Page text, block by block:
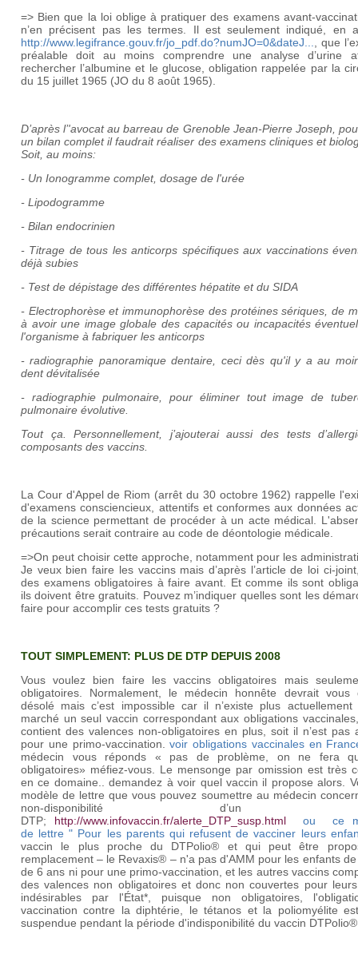
=> Bien que la loi oblige à pratiquer des examens avant-
n’en précisent pas les termes. Il est seulement indiqué, en
http://www.legifrance.gouv.fr/jo_pdf.do?numJO=0&dateJ...
, que
préalable doit au moins comprendre une analyse d’urine
rechercher l’albumine et le glucose, obligation rappelée par la
du 15 juillet 1965 (JO du 8 août 1965).
D’après l’'avocat au barreau de Grenoble Jean-Pierre Joseph,
un bilan complet il faudrait réaliser des examens cliniques et
Soit, au moins:
- Un Ionogramme complet, dosage de l'urée
- Lipodogramme
- Bilan endocrinien
- Titrage de tous les anticorps spécifiques aux vaccinations
déjà subies
- Test de dépistage des différentes hépatite et du SIDA
- Electrophorèse et immunophorèse des protéines sériques, de
à avoir une image globale des capacités ou incapacités
l'organisme à fabriquer les anticorps
- radiographie panoramique dentaire, ceci dès qu'il y a au
dent dévitalisée
- radiographie pulmonaire, pour éliminer tout image de
pulmonaire évolutive.
Tout ça. Personnellement, j’ajouterai aussi des tests
composants des vaccins.
La Cour d'Appel de Riom (arrêt du 30 octobre 1962) rappelle
d'examens consciencieux, attentifs et conformes aux données
de la science permettant de procéder à un acte médical.
précautions serait contraire au code de déontologie médicale.
=>On peut choisir cette approche, notamment pour les
Je veux bien faire les vaccins mais d’après l’article de loi ci-
des examens obligatoires à faire avant. Et comme ils sont
ils doivent être gratuits. Pouvez m’indiquer quelles sont les
faire pour accomplir ces tests gratuits ?
TOUT SIMPLEMENT: PLUS DE DTP DEPUIS 2008
Vous voulez bien faire les vaccins obligatoires mais
obligatoires. Normalement, le médecin honnête devrait vous
désolé mais c’est impossible car il n’existe plus
marché un seul vaccin correspondant aux obligations
contient des valences non-obligatoires en plus, soit il n’est pas
pour une primo-vaccination.voir obligations vaccinales en
médecin vous réponds « pas de problème, on ne fera
obligatoires» méfiez-vous. Le mensonge par omission est très
en ce domaine.. demandez à voir quel vaccin il propose alors.
modèle de lettre que vous pouvez soumettre au médecin
non-disponibilité d’un
DTP;
http://www.infovaccin.fr/alerte_DTP_susp.html ou
ce
de lettre " Pour les parents qui refusent de vacciner leurs
vaccin le plus proche du DTPolio® et qui peut être
remplacement – le Revaxis® – n'a pas d'AMM pour les enfants
de 6 ans ni pour une primo-vaccination, et les autres vaccins
des valences non obligatoires et donc non couvertes pour
indésirables par l'État*, puisque non obligatoires,
vaccination contre la diphtérie, le tétanos et la poliomyélite
suspendue pendant la période d'indisponibilité du vaccin